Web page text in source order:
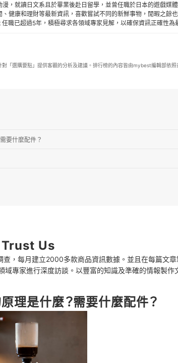
漫，就讀日文系且於畢業後赴日留學，並曾任職於日本的遊戲媒
、健康和理財等最新資訊，喜歡嘗試不同的新鮮事物，閒暇之餘
職已超過5年，積極尋求各領域專家見解，以確保資訊正確性為
「選購要點」提供客觀的分析及建議。排行榜的內容皆由mybest編輯部依
要什麼配件？
容易購買
易於清潔
榜
Us
，每月建立2000多款商品資訊數據。並且在每篇文
域專家進行深度訪談。以豐富的知識及準確的情報製作
理是什麼？需要什麼配件？